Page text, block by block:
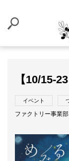
【10/15-
イベント
ファクトリー事業部